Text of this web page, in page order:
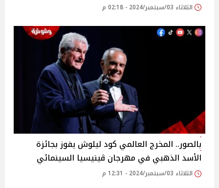
الثلاثاء 03/سبتمبر/2024 - 02:18 م
بالصور.. المخرج العالمي كود ليلوش يفوز بجائزة
الأسد الذهبي في مهرجان ڤينيسيا السينمائي
الثلاثاء 03/سبتمبر/2024 - 12:31 م